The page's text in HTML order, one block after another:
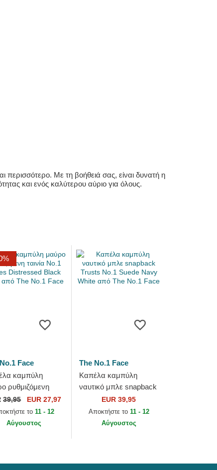
Με τη βοήθειά σας, είναι δυνατή η
και ενός καλύτερου αύριο για όλους.
Face
καμπύλη
ρυθμιζόμενη
No.1 Cares
Black Gold
No.1 Face
39,95 EUR 27,97
το11 - 12
Αύγουστος
The No.1 Face
Καπέλα καμπύλη
ναυτικό μπλε snapback
Trusts No.1 Suede
Navy White από The
No.1 Face
EUR 39,95
Αποκτήστε το 11 - 12
Αύγουστος